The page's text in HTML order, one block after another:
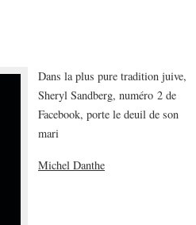
Dans la plus pure tradition juive,
Sheryl Sandberg, numéro 2 de
Facebook, porte le deuil de son
mari
Michel Danthe